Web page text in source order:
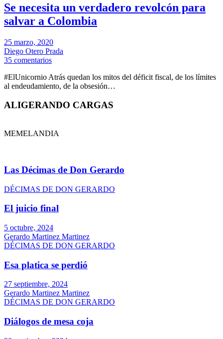
Se necesita un verdadero revolcón para
salvar a Colombia
25 marzo, 2020
Diego Otero Prada
35 comentarios
#ElUnicornio Atrás quedan los mitos del déficit fiscal, de los límites
al endeudamiento, de la obsesión…
ALIGERANDO CARGAS
MEMELANDIA
Las Décimas de Don Gerardo
DÉCIMAS DE DON GERARDO
El juicio final
5 octubre, 2024
Gerardo Martinez Martinez
DÉCIMAS DE DON GERARDO
Esa platica se perdió
27 septiembre, 2024
Gerardo Martinez Martinez
DÉCIMAS DE DON GERARDO
Diálogos de mesa coja